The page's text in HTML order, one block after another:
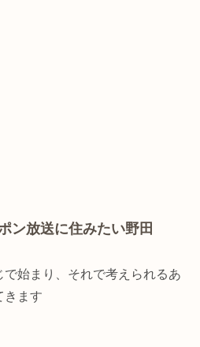
放送に住みたい野田
始まり、それで考えられるあ
きます